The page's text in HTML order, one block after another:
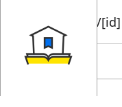
book/rent/[id]